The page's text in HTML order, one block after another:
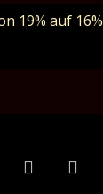
19% auf 16%